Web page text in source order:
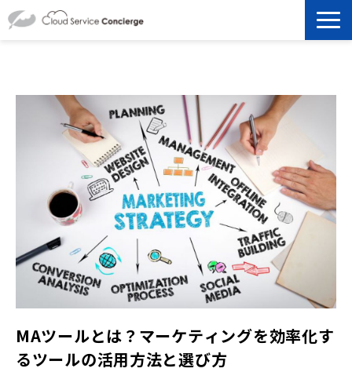
選ばれる理由
資料ダウンロード
お役立ち記事
セミナー
よくあるご質問
MAツールとは？マーケティングを効率化す
るツールの活用方法と選び方